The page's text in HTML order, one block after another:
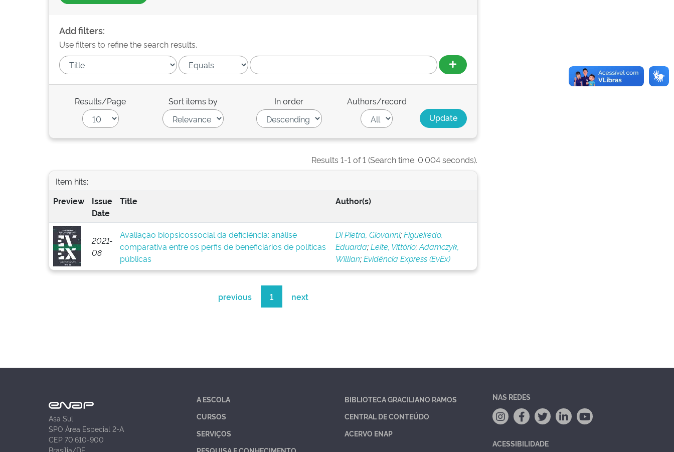
Add filters:
Use filters to refine the search results.
Results/Page Sort items by In order Authors/record
Results 1-1 of 1 (Search time: 0.004 seconds).
Item hits:
Preview
Issue
Date
Title Author(s)
2021-
08
Avaliação biopsicossocial da deficiência: análise
comparativa entre os perfis de beneficiários de políticas
públicas
Di Pietra, Giovanni;Figueiredo,
Eduarda;Leite, Vittório;Adamczyk,
Willian;Evidência Express (EvEx)
previous 1 next
Asa Sul
SPO Área Especial 2-A
CEP 70.610-900
Brasília/DF
A ESCOLA
CURSOS
SERVIÇOS
BIBLIOTECA GRACILIANO RAMOS
CENTRAL DE CONTEÚDO
ACERVO ENAP
NAS REDES
ACESSIBILIDADE